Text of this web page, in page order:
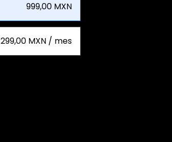
999,00 MXN
299,00 MXN / mes